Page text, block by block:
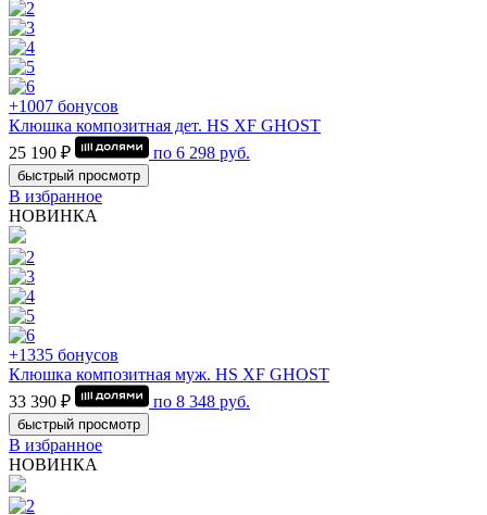
+1007 бонусов
Клюшка композитная дет. HS XF GHOST
25 190 ₽
по 6 298 руб.
быстрый просмотр
В избранное
НОВИНКА
+1335 бонусов
Клюшка композитная муж. HS XF GHOST
33 390 ₽
по 8 348 руб.
быстрый просмотр
В избранное
НОВИНКА